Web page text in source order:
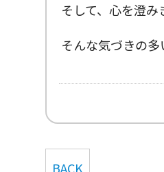
そして、心を澄み
そんな気づきの多
BACK